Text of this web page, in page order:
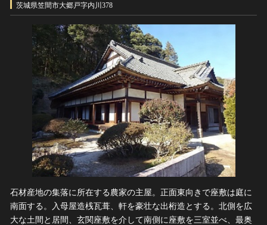
茨城県笠間市大郷戸字内川378
石材産地の集落に所在する農家の主屋。正面東向きで座敷は庭に
南面する。入母屋造桟瓦葺、軒を豪壮な出桁造とする。北側を広
大な土間と居間、玄関座敷を介して南側に座敷を三室並べ、最奥